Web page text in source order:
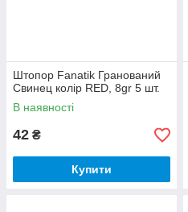
Штопор Fanatik Гранований
Свинец колір RED, 8gr 5 шт.
В наявності
42 ₴
Купити